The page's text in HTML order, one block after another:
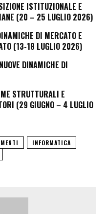
ISTITUZIONALE E
(20 – 25 LUGLIO 2026)
DI MERCATO E
(13-18 LUGLIO 2026)
DINAMICHE DI
STRUTTURALI E
(29 GIUGNO – 4 LUGLIO
INFORMATICA